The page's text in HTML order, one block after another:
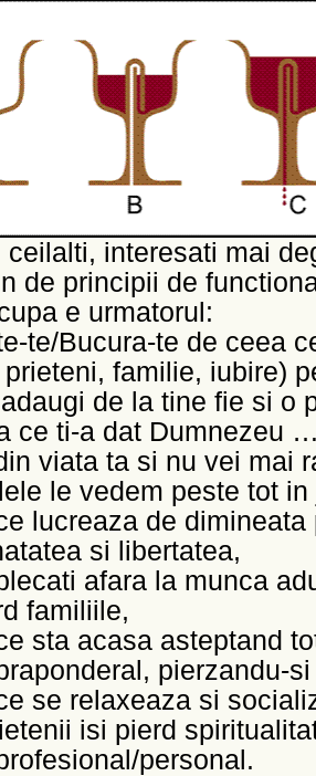
ceilalti, interesati mai
de principii de
e urmatorul:
te/Bucura-te de ceea
familie, iubire)
de la tine fie si o
ce ti-a dat Dumnezeu
viata ta si nu vei mai
le vedem peste tot
de dimineata
si libertatea,
afara la munca
familiile,
acasa asteptand
pierzandu-
relaxeaza si
isi pierd
personal.